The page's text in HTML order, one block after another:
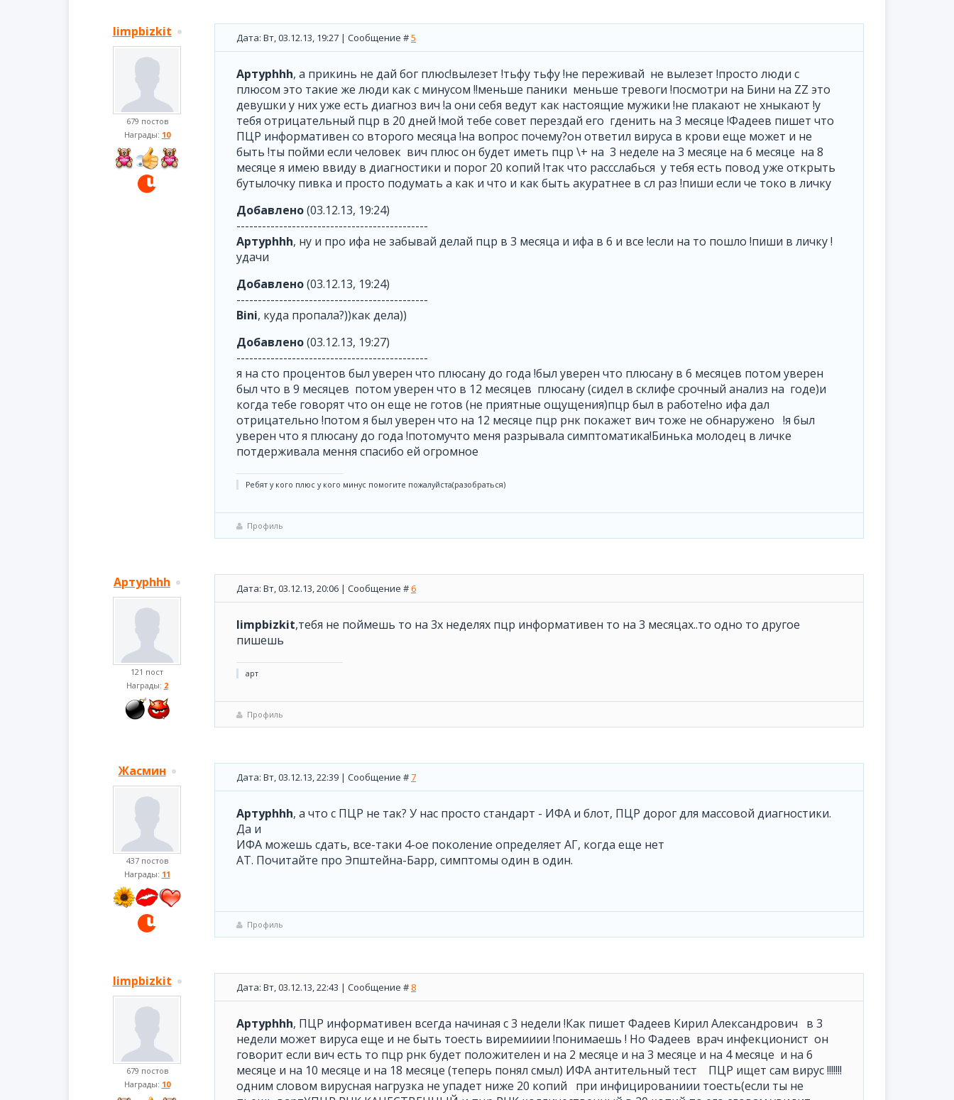
limpbizkit
679 постов
Награды: 10
Дата: Вт, 03.12.13, 19:27 | Сообщение #5
Артурhhh, а прикинь не дай бог плюс!вылезет !тьфу тьфу !не переживай не вылезет !просто люди с
плюсом это такие же люди как с минусом !!меньше паники меньше тревоги !посмотри на Бини на ZZ это
девушки у них уже есть диагноз вич !а они себя ведут как настоящие мужики !не плакают не хныкают !у
тебя отрицательный пцр в 20 дней !мой тебе совет перездай его гденить на 3 месяце !Фадеев пишет что
ПЦР информативен со второго месяца !на вопрос почему?он ответил вируса в крови еще может и не
быть !ты пойми если человек вич плюс он будет иметь пцр \+ на 3 неделе на 3 месяце на 6 месяце на 8
месяце я имею ввиду в диагностики и порог 20 копий !так что рассслабься у тебя есть повод уже открыть
бутылочку пивка и просто подумать а как и что и как быть акуратнее в сл раз !пиши если че токо в личку
Добавлено(03.12.13, 19:24)
---------------------------------------------
Артурhhh, ну и про ифа не забывай делай пцр в 3 месяца и ифа в 6 и все !если на то пошло !пиши в личку !
удачи
Добавлено(03.12.13, 19:24)
---------------------------------------------
Bini, куда пропала?))как дела))
Добавлено(03.12.13, 19:27)
---------------------------------------------
я на сто процентов был уверен что плюсану до года !был уверен что плюсану в 6 месяцев потом уверен
был что в 9 месяцев потом уверен что в 12 месяцев плюсану (сидел в склифе срочный анализ на годе)и
когда тебе говорят что он еще не готов (не приятные ощущения)пцр был в работе!но ифа дал
отрицательно !потом я был уверен что на 12 месяце пцр рнк покажет вич тоже не обнаружено !я был
уверен что я плюсану до года !потомучто меня разрывала симптоматика!Бинька молодец в личке
потдерживала мення спасибо ей огромное
Ребят у кого плюс у кого минус помогите пожалуйста(разобраться)
Профиль
Артурhhh
121 пост
Награды: 2
Дата: Вт, 03.12.13, 20:06 | Сообщение #6
limpbizkit,тебя не поймешь то на 3х неделях пцр информативен то на 3 месяцах..то одно то другое
пишешь
арт
Профиль
Жасмин
437 постов
Награды: 11
Дата: Вт, 03.12.13, 22:39 | Сообщение #7
Артурhhh, а что с ПЦР не так? У нас просто стандарт - ИФА и блот, ПЦР дорог для массовой диагностики.
Да и
ИФА можешь сдать, все-таки 4-ое поколение определяет АГ, когда еще нет
АТ. Почитайте про Эпштейна-Барр, симптомы один в один.
Профиль
limpbizkit
679 постов
Награды: 10
Дата: Вт, 03.12.13, 22:43 | Сообщение # 8
Артурhhh, ПЦР информативен всегда начиная с 3 недели !Как пишет Фадеев Кирил Александрович в 3
недели может вируса еще и не быть тоесть виремииии !понимаешь ! Но Фадеев врач инфекционист он
говорит если вич есть то пцр рнк будет положителен и на 2 месяце и на 3 месяце и на 4 месяце и на 6
месяце и на 10 месяце и на 18 месяце (теперь понял смыл) ИФА антительный тест ПЦР ищет сам вирус !!!!!!!
одним словом вирусная нагрузка не упадет ниже 20 копий при инфицированиии тоесть(если ты не